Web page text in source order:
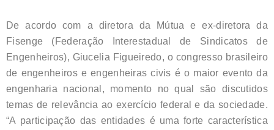
De acordo com a diretora da Mútua e ex-diretora da
Fisenge (Federação Interestadual de Sindicatos de
Engenheiros), Giucelia Figueiredo, o congresso brasileiro
de engenheiros e engenheiras civis é o maior evento da
engenharia nacional, momento no qual são discutidos
temas de relevância ao exercício federal e da sociedade.
“A participação das entidades é uma forte característica